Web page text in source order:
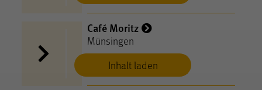
Inhalt laden
Café Moritz
Münsingen